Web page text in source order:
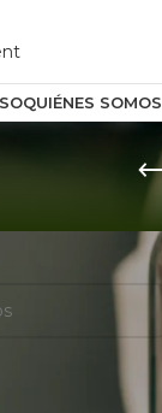
QUIÉNES SOMOS